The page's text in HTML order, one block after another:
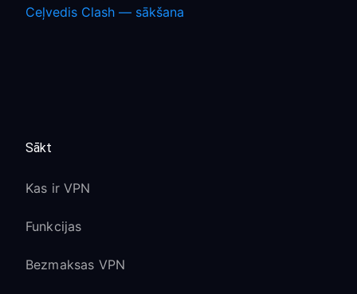
Ceļvedis Clash — sākšana
Sākt
Kas ir VPN
Funkcijas
Bezmaksas VPN